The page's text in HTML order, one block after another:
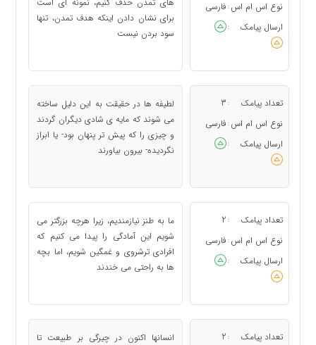
نوع اس ام اس : فارسی
ارسال پیامک
:
برای نشان دادن اینكه هدف تمدن، تنها
سود بردن نیست
تعداد پیامک :
3
نوع اس ام اس : فارسی
ارسال پیامک
:
لطیفه ها در حقیقت به این دلیل ساخته
می شوند كه مایه ی شادی دیگران گردند
و چیزی را كه پیش تر پنهان بود- یا ابراز
نگردیده- بیرون بیاورند
تعداد پیامک :
2
نوع اس ام اس : فارسی
ارسال پیامک
:
ما به طنز نیازمندیم، زیرا هرچه بزرگتر می
شویم این آمادگی را پیدا می كنیم كه
افرادی ترشروی و غمگین شویم، اما بچه
ها به راحتی می خندند
تعداد پیامک :
2
انسانها اكنون در چیرگی بر طبیعت تا